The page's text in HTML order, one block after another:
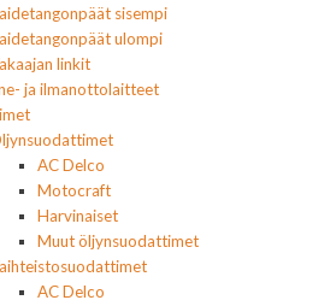
sisempi
ulompi
linkit
ja ilmanottolaitteet
AC Delco
Motocraft
Harvinaiset
Muut öljynsuodattimet
AC Delco